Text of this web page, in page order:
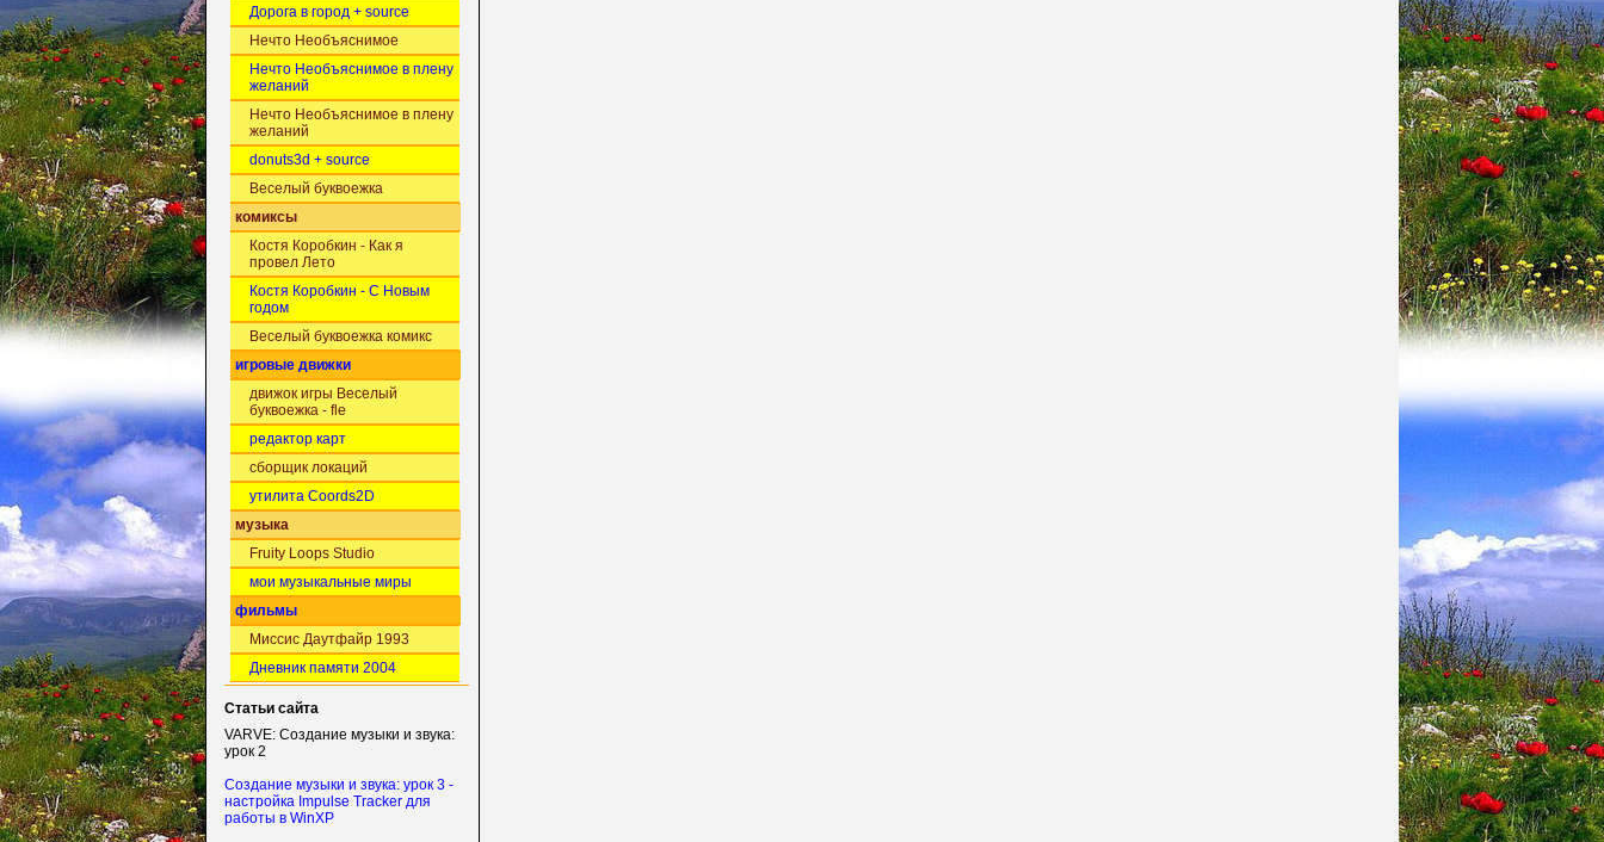
Дорога в город + source
Нечто Необъяснимое
Нечто Необъяснимое в плену
желаний
Нечто Необъяснимое в плену
желаний
donuts3d + source
Веселый буквоежка
комиксы
Костя Коробкин - Как я
провел Лето
Костя Коробкин - С Новым
годом
Веселый буквоежка комикс
игровые движки
движок игры Веселый
буквоежка - fle
редактор карт
сборщик локаций
утилита Coords2D
музыка
Fruity Loops Studio
мои музыкальные миры
фильмы
Миссис Даутфайр 1993
Дневник памяти 2004
Статьи сайта
VARVE: Создание музыки и звука:
урок 2
Создание музыки и звука: урок 3 -
настройка Impulse Tracker для
работы в WinXP